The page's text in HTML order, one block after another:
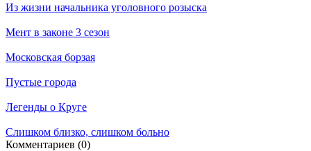
Из жизни начальника уголовного розыска
Мент в законе 3 сезон
Московская борзая
Пустые города
Легенды о Круге
Слишком близко, слишком больно
Ком­мен­та­ри­ев (0)